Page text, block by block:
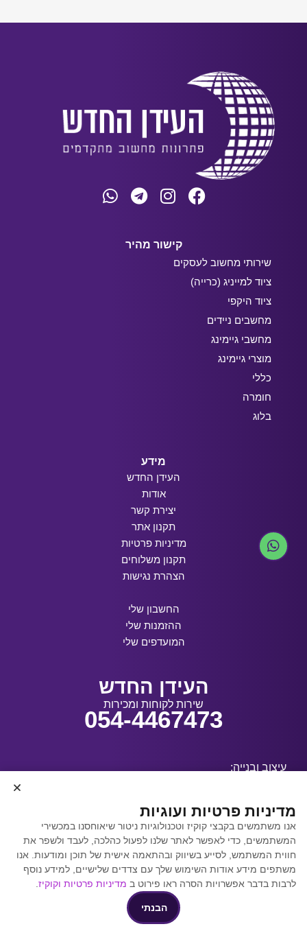
קישור מהיר
שירותי מחשוב לעסקים
ציוד למייניג (כרייה)
ציוד היקפי
מחשבים ניידים
מחשבי גיימינג
מוצרי גיימינג
כללי
חומרה
בלוג
מידע
העידן החדש
אודות
יצירת קשר
תקנון אתר
מדיניות פרטיות
תקנון משלוחים
הצהרת נגישות
החשבון שלי
ההזמנות שלי
המועדפים שלי
העידן החדש
שירות לקוחות ומכירות
054-4467473
עיצוב ובנייה:
קידום אתרים באמצעות
Y.Y. Digital
מדיניות פרטיות ועוגיות
אנו משתמשים בקבצי קוקיז וטכנולוגיות ניטור שיאוחסנו במכשירי
המשתמשים, כדי לאפשר לאתר שלנו לפעול כהלכה, לעבד ולשפר את
חווית המשתמש, לסייע בשיווק ובהתאמה אישית של תוכן ומודעות. אנו
משתפים מידע אודות השימוש שלך עם צדדים שלישיים, למידע נוסף
לרבות בדבר אפשרויות הסרה ראו פירוט ב מדיניות פרטיות וקוקיז
הבנתי